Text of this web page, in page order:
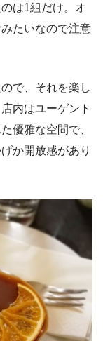
は1組だけ。オ
たいなので注意
で、それを楽し
内はユーゲント
優雅な空間で、
か開放感があり